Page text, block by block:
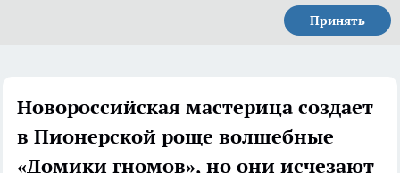
Принять
Новороссийская мастерица создает
в Пионерской роще волшебные
«Домики гномов», но они исчезают